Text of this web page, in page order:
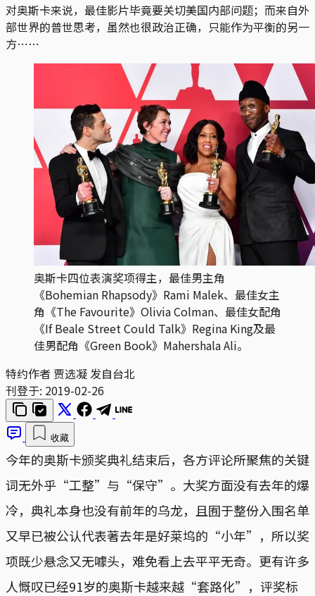
对奥斯卡来说，最佳影片毕竟要关切美国内部问题；而来自外
部世界的普世思考，虽然也很政治正确，只能作为平衡的另一
方⋯⋯
奥斯卡四位表演奖项得主，最佳男主角
《Bohemian Rhapsody》Rami Malek、最佳女主
角《The Favourite》Olivia Colman、最佳女配角
《If Beale Street Could Talk》Regina King及最
佳男配角《Green Book》Mahershala Ali。
特约作者 贾选凝 发自台北
刊登于: 2019-02-26
收藏
今年的奥斯卡颁奖典礼结束后，各方评论所聚焦的关键
词无外乎“工整”与“保守”。大奖方面没有去年的爆
冷，典礼本身也没有前年的乌龙，且囿于整份入围名单
又早已被公认代表著去年是好莱坞的“小年”，所以奖
项既少悬念又无噱头，难免看上去平平无奇。更有许多
人慨叹已经91岁的奥斯卡越来越“套路化”，评奖标